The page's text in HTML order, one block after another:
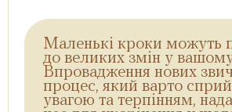
Маленькі кроки можуть
до великих змін у
Впровадження нових
процес, який варто
увагою та терпінням,